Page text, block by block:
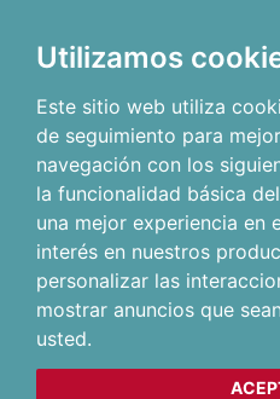
Utilizamos
Este sitio web utiliza
de seguimiento para
navegación con los
la funcionalidad básica
una mejor experiencia en
interés en nuestros
personalizar las
mostrar anuncios que
usted.